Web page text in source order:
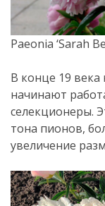
Paeonia ‘Sarah
В конце 19
начинают
селекционеры.
тона пионов,
увеличение